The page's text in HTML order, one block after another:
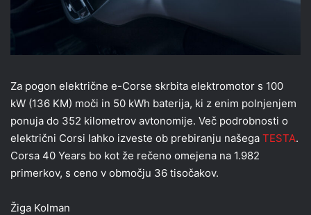
Za pogon električne e-Corse skrbita elektromotor s 100
kW (136 KM) moči in 50 kWh baterija, ki z enim polnjenjem
ponuja do 352 kilometrov avtonomije. Več podrobnosti o
električni Corsi lahko izveste ob prebiranju našega TESTA.
Corsa 40 Years bo kot že rečeno omejena na 1.982
primerkov, s ceno v območju 36 tisočakov.
Žiga Kolman